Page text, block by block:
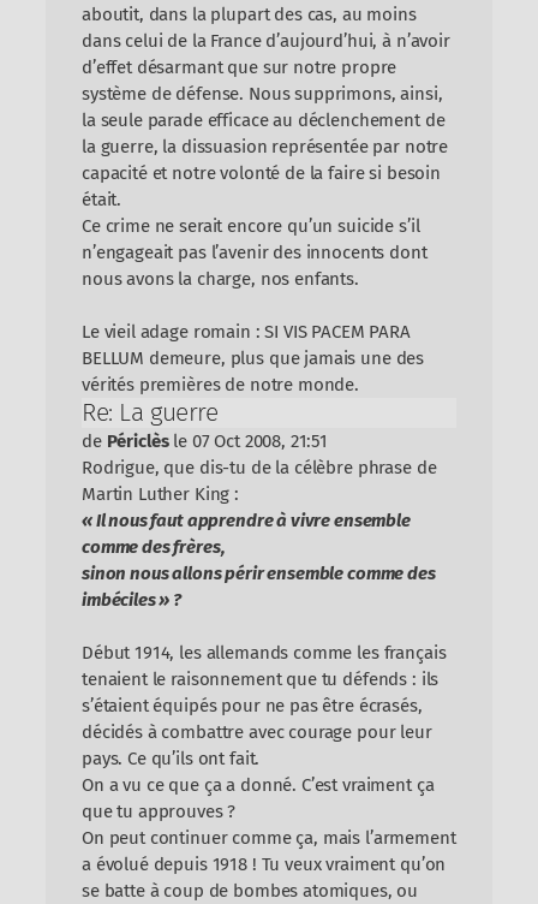
aboutit, dans la plupart des cas, au moins
dans celui de la France d’aujourd’hui, à n’avoir
d’effet désarmant que sur notre propre
système de défense. Nous supprimons, ainsi,
la seule parade efficace au déclenchement de
la guerre, la dissuasion représentée par notre
capacité et notre volonté de la faire si besoin
était.
Ce crime ne serait encore qu’un suicide s’il
n’engageait pas l’avenir des innocents dont
nous avons la charge, nos enfants.
Le vieil adage romain : SI VIS PACEM PARA
BELLUM demeure, plus que jamais une des
vérités premières de notre monde.
Re: La guerre
de Périclèsle 07 Oct 2008, 21:51
Rodrigue, que dis-tu de la célèbre phrase de
Martin Luther King :
« Il nous faut apprendre à vivre ensemble
comme des frères,
sinon nous allons périr ensemble comme des
imbéciles » ?
Début 1914, les allemands comme les français
tenaient le raisonnement que tu défends : ils
s’étaient équipés pour ne pas être écrasés,
décidés à combattre avec courage pour leur
pays. Ce qu’ils ont fait.
On a vu ce que ça a donné. C’est vraiment ça
que tu approuves ?
On peut continuer comme ça, mais l’armement
a évolué depuis 1918 ! Tu veux vraiment qu’on
se batte à coup de bombes atomiques, ou